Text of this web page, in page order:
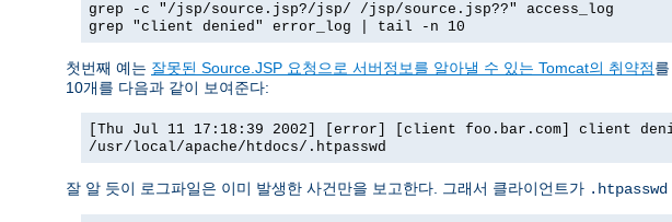
grep -c "/jsp/source.jsp?/jsp/ /jsp/source.jsp??" access_log
grep "client denied" error_log | tail -n 10
첫번째 예는 잘못된 Source.JSP 요청으로 서버정보를 알아낼 수 있는 Tomcat의 취약점
10개를 다음과 같이 보여준다:
[Thu Jul 11 17:18:39 2002] [error] [client foo.bar.com] client
/usr/local/apache/htdocs/.htpasswd
잘 알 듯이 로그파일은 이미 발생한 사건만을 보고한다. 그래서 클라이언트가 .htpasswd